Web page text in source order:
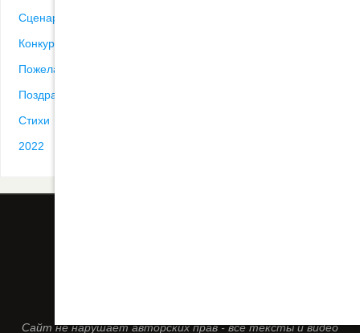
Сценарии
Конкурсы
Пожелания
Поздравления
Стихи
2022
Сайт не нарушает авторских прав - все тексты и видео